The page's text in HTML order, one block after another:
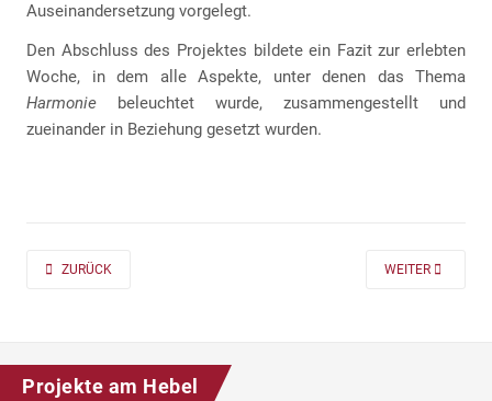
Auseinandersetzung vorgelegt.
Den Abschluss des Projektes bildete ein Fazit zur erlebten
Woche, in dem alle Aspekte, unter denen das Thema
Harmonie beleuchtet wurde, zusammengestellt und
zueinander in Beziehung gesetzt wurden.
PREVIOUS ARTICLE: AD FONTES 2019/20 „MASS“ FÜR DIE KLASSEN 7
ZURÜCK NEXT ARTICLE:
WEITER
Projekte am Hebel